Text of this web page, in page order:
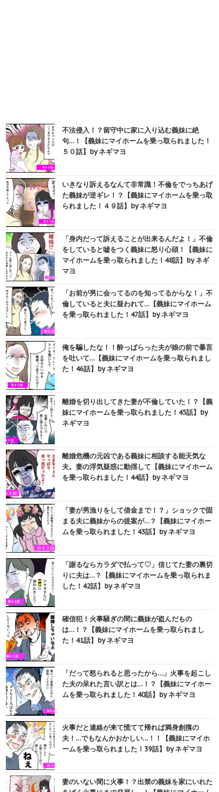
不法侵入！？留守中に家に入り込む義妹に絶
句…！【義妹にマイホームを乗っ取られました！
５０話】by ネギマヨ
いきなり訴えるなんて非常識！不倫をでっちあげ
た義妹が逆ギレ！？【義妹にマイホームを乗っ取
られました！４９話】by ネギマヨ
「身内だって訴えることが出来るんだよ！」不倫
をしていると嘘をつく義妹に怒り心頭！【義妹に
マイホームを乗っ取られました！48話】by ネギ
マヨ
「お前が男に会ってるのを知ってるからな！」不
倫していると夫に疑われて…【義妹にマイホーム
を乗っ取られました！47話】by ネギマヨ
俺を騙したな！！酔っぱらった夫が娘の前で暴言
を吐いて…【義妹にマイホームを乗っ取られまし
た！46話】by ネギマヨ
離婚を切り出してきた妻が不倫していた！？【義
妹にマイホームを乗っ取られました！45話】by
ネギマヨ
離婚危機の元凶である義妹に相談する能天気な
夫。妻の浮気疑惑に動揺して【義妹にマイホーム
を乗っ取られました！44話】by ネギマヨ
「妻が男漁りをして借金まで！？」ショックで固
まる夫に義妹からの提案が…？【義妹にマイホー
ムを乗っ取られました！43話】by ネギマヨ
「謝るならカラダで払って♡」信じてた妻の裏切
りに夫は…？【義妹にマイホームを乗っ取られま
した！42話】by ネギマヨ
確信犯！火事騒ぎの間に義妹が盗んだもの
は…！？【義妹にマイホームを乗っ取られまし
た！41話】by ネギマヨ
「だって怒られると思ったから…」火事を起こし
た夫の呆れた言い訳とは…！？【義妹にマイホー
ムを乗っ取られました！40話】by ネギマヨ
火事だと連絡が来て慌てて帰れば満身創痍の
夫！…でもなんかおかしい…！！【義妹にマイホ
ームを乗っ取られました！39話】by ネギマヨ
妻のいない間に火事！？出禁の義妹を家にいれた